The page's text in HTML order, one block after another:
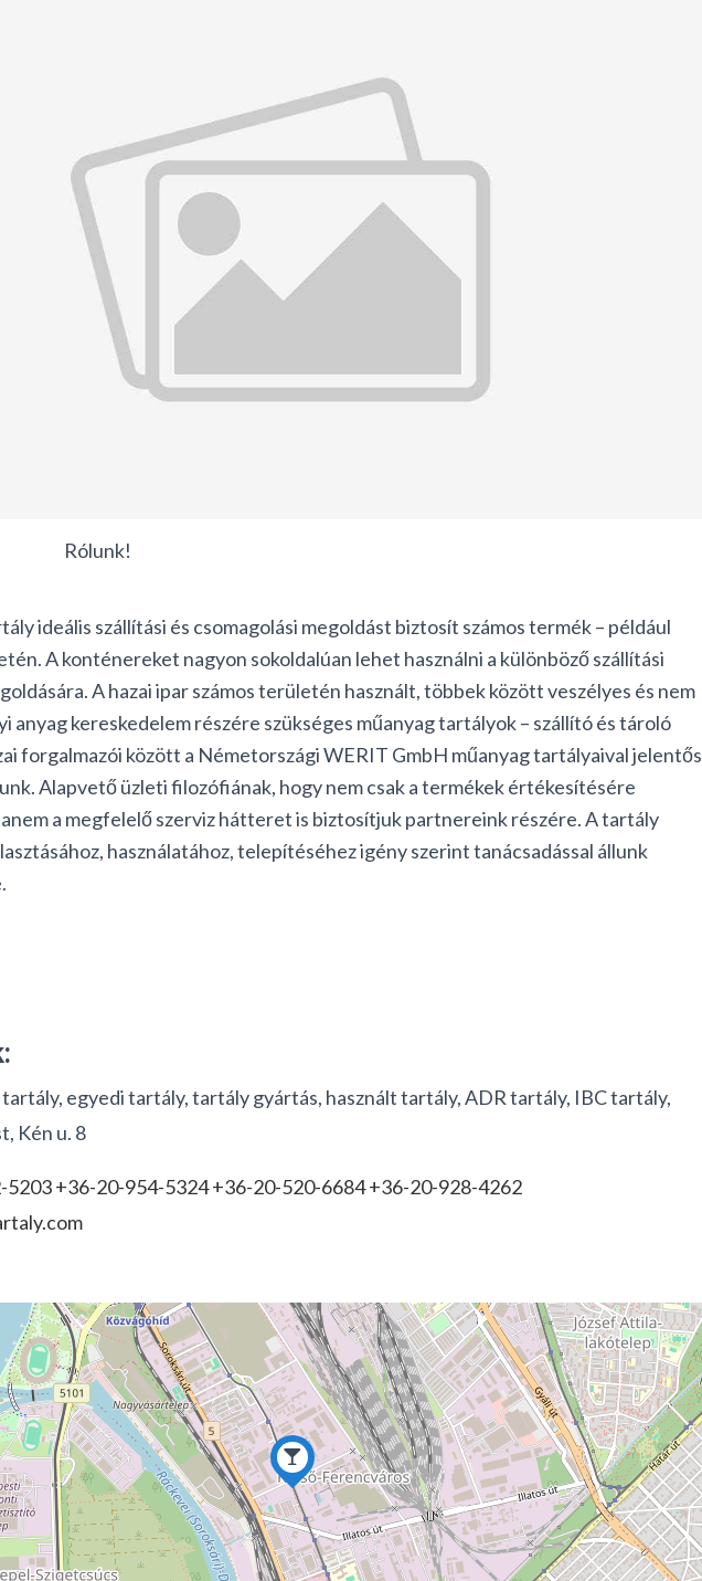
ideális szállítási és csomagolási megoldást biztosít számos termék – például
A konténereket nagyon sokoldalúan lehet használni a különböző szállítási
A hazai ipar számos területén használt, többek között veszélyes és nem
anyag kereskedelem részére szükséges műanyag tartályok – szállító és tároló
forgalmazói között a Németországi WERIT GmbH műanyag tartályaival jelentős
Alapvető üzleti filozófiának, hogy nem csak a termékek értékesítésére
a megfelelő szerviz hátteret is biztosítjuk partnereink részére. A tartály
használatához, telepítéséhez igény szerint tanácsadással állunk
tartály, egyedi tartály, tartály gyártás, használt tartály, ADR tartály, IBC tartály,
Kén u. 8
5203 +36-20-954-5324 +36-20-520-6684 +36-20-928-4262